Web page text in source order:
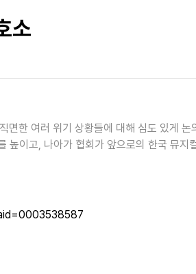
소
면한 여러 위기 상황들에 대해 심도 있게 논
높이고, 나아가 협회가 앞으로의 한국 뮤지